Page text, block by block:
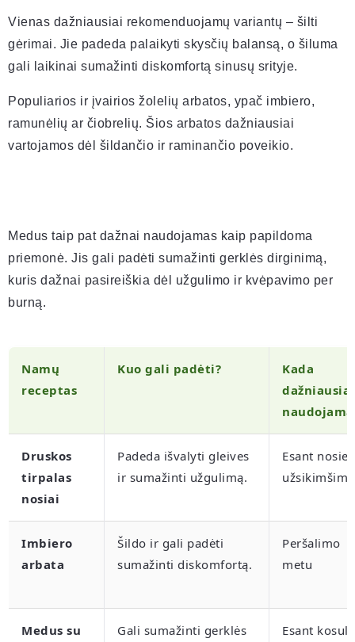
Vienas dažniausiai rekomenduojamų variantų – šilti
gėrimai. Jie padeda palaikyti skysčių balansą, o šiluma
gali laikinai sumažinti diskomfortą sinusų srityje.
Populiarios ir įvairios žolelių arbatos, ypač imbiero,
ramunėlių ar čiobrelių. Šios arbatos dažniausiai
vartojamos dėl šildančio ir raminančio poveikio.
Medus taip pat dažnai naudojamas kaip papildoma
priemonė. Jis gali padėti sumažinti gerklės dirginimą,
kuris dažnai pasireiškia dėl užgulimo ir kvėpavimo per
burną.
Namų
receptas
Kuo gali padėti?
Kada
dažniausiai
Druskos
tirpalas
nosiai
Padeda išvalyti gleives
ir sumažinti užgulimą.
Esant nosies
Imbiero
arbata
Šildo ir gali padėti
sumažinti diskomfortą.
Peršalimo
metu
Medus su
Gali sumažinti gerklės
Esant